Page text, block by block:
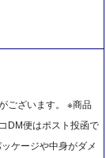
ございます。 ※商品
DM便はポスト投函で
ケージや中身がダメ